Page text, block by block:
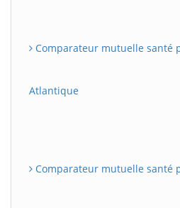
Comparateur mutuelle santé
Atlantique
Comparateur mutuelle santé